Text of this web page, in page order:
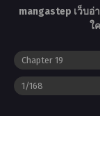
mangastep เว็บ
ใ